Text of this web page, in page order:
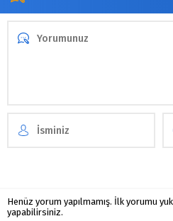
Henüz yorum yapılmamış. İlk yorumu
yapabilirsiniz.